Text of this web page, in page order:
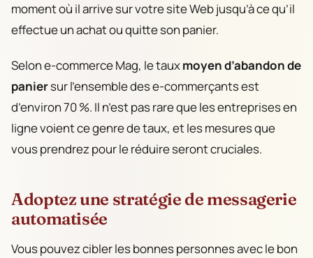
moment où il arrive sur votre site Web jusqu’à ce qu’il
effectue un achat ou quitte son panier.
Selon e-commerce Mag, le tauxmoyen d’abandon de
paniersur l’ensemble des e-commerçants est
d’environ 70 %. Il n’est pas rare que les entreprises en
ligne voient ce genre de taux, et les mesures que
vous prendrez pour le réduire seront cruciales.
Adoptez une stratégie de messagerie
automatisée
Vous pouvez cibler les bonnes personnes avec le bon